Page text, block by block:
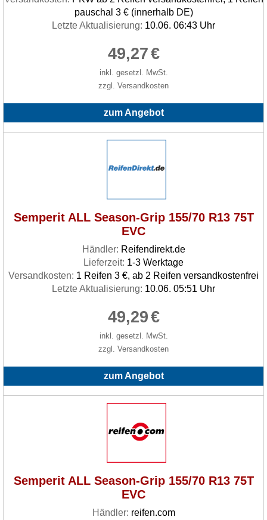
pauschal 3 € (innerhalb DE)
Letzte Aktualisierung: 10.06. 06:43 Uhr
49,27€
inkl. gesetzl. MwSt.
zzgl. Versandkosten
zum Angebot
Semperit ALL Season-Grip 155/70 R13 75T
EVC
Händler: Reifendirekt.de
Lieferzeit: 1-3 Werktage
Versandkosten: 1 Reifen 3 €, ab 2 Reifen versandkostenfrei
Letzte Aktualisierung: 10.06. 05:51 Uhr
49,29€
inkl. gesetzl. MwSt.
zzgl. Versandkosten
zum Angebot
Semperit ALL Season-Grip 155/70 R13 75T
EVC
Händler: reifen.com